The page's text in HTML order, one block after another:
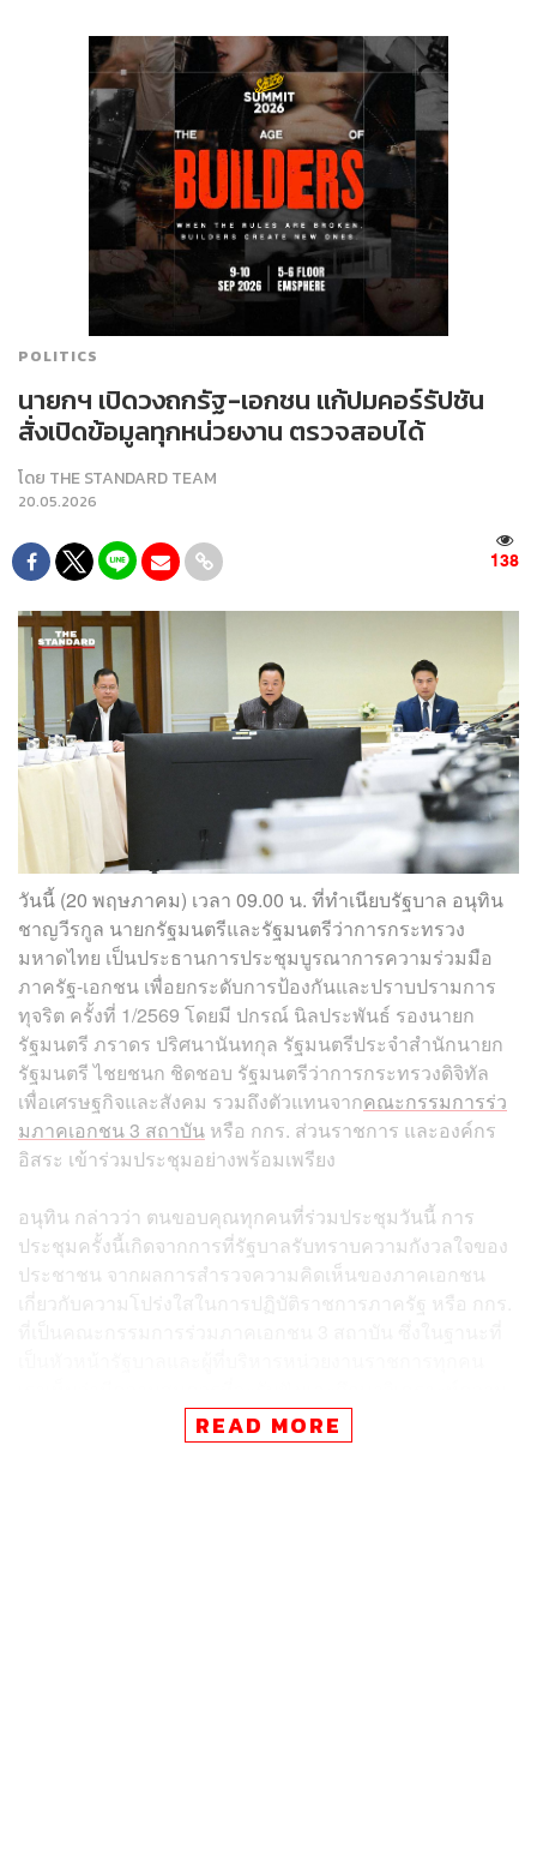
POLITICS
นายกฯ เปิดวงถกรัฐ-เอกชน แก้ปมคอร์รัปชัน
สั่งเปิดข้อมูลทุกหน่วยงาน ตรวจสอบได้
โดย THE STANDARD TEAM
20.05.2026
138
วันนี้ (20 พฤษภาคม) เวลา 09.00 น. ที่ทำเนียบรัฐบาล อนุทิน
ชาญวีรกูล นายกรัฐมนตรีและรัฐมนตรีว่าการกระทรวง
มหาดไทย เป็นประธานการประชุมบูรณาการความร่วมมือ
ภาครัฐ-เอกชน เพื่อยกระดับการป้องกันและปราบปรามการ
ทุจริต ครั้งที่ 1/2569 โดยมี ปกรณ์ นิลประพันธ์ รองนายก
รัฐมนตรี ภราดร ปริศนานันทกุล รัฐมนตรีประจำสำนักนายก
รัฐมนตรี ไชยชนก ชิดชอบ รัฐมนตรีว่าการกระทรวงดิจิทัล
เพื่อเศรษฐกิจและสังคม รวมถึงตัวแทนจากคณะกรรมการร่ว
มภาคเอกชน 3 สถาบัน หรือ กกร. ส่วนราชการ และองค์กร
อิสระ เข้าร่วมประชุมอย่างพร้อมเพรียง
อนุทิน กล่าวว่า ตนขอบคุณทุกคนที่ร่วมประชุมวันนี้ การ
ประชุมครั้งนี้เกิดจากการที่รัฐบาลรับทราบความกังวลใจของ
ประชาชน จากผลการสำรวจความคิดเห็นของภาคเอกชน
เกี่ยวกับความโปร่งใสในการปฏิบัติราชการภาครัฐ หรือ กกร.
เห็นเพิ่มเติม ในการที่จะหาทางแก้ปัญหาและหาทางป้องกัน
ปราบปรามการทุจริตคอร์รัปชัน ซึ่งเป็นเรื่องที่สำคัญที่สุด
READ MORE